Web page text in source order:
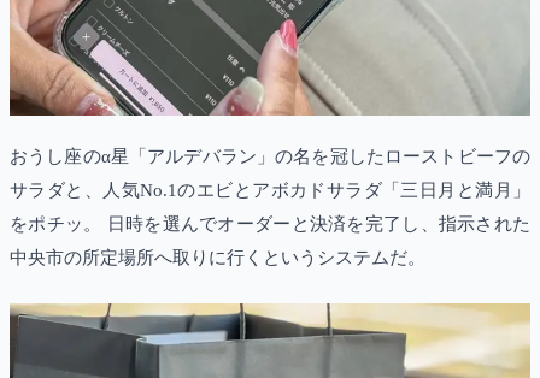
おうし座のα星「アルデバラン」の名を冠したローストビーフの
サラダと、人気No.1のエビとアボカドサラダ「三日月と満月」
をポチッ。 日時を選んでオーダーと決済を完了し、指示された
中央市の所定場所へ取りに行くというシステムだ。